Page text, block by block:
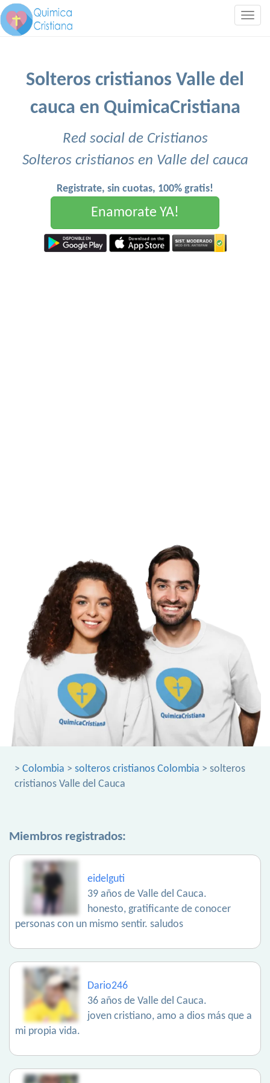
Solteros cristianos Valle del
cauca en QuimicaCristiana
Red social de Cristianos
Solteros cristianos en Valle del cauca
Registrate, sin cuotas, 100% gratis!
Enamorate YA!
> Colombia > solteros cristianos Colombia > solteros
cristianos Valle del Cauca
Miembros registrados:
eidelguti
39 años de Valle del Cauca.
honesto, gratificante de conocer
personas con un mismo sentir. saludos
Dario246
36 años de Valle del Cauca.
joven cristiano, amo a dios más que a
mi propia vida.